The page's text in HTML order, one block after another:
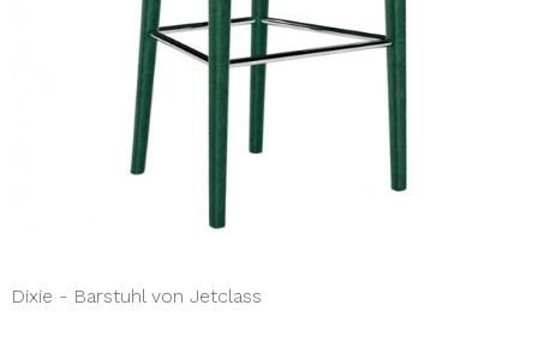
Dixie - Barstuhl von Jetclass